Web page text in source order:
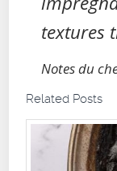
textures
Notes du
Related Posts